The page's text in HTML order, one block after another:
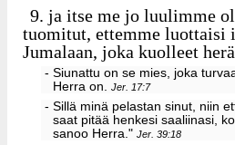
9. ja itse me jo luulimme
tuomitut, ettemme luottaisi
Jumalaan, joka kuolleet
- Siunattu on se mies, joka
Herra on.Jer. 17:7
- Sillä minä pelastan sinut, niin
saat pitää henkesi saaliinasi,
sanoo Herra."Jer. 39:18